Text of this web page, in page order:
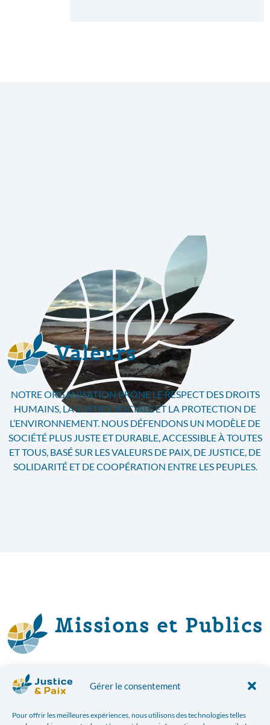
Gérer le consentement
Pour offrir les meilleures expériences, nous utilisons des technologies telles
Valeurs
NOTRE ORGANISATION PRÔNE LE RESPECT DES DROITS
HUMAINS, LA JUSTICE SOCIALE ET LA PROTECTION DE
L’ENVIRONNEMENT. NOUS DÉFENDONS UN MODÈLE DE
SOCIÉTÉ PLUS JUSTE ET DURABLE, ACCESSIBLE À TOUTES
ET TOUS, BASÉ SUR LES VALEURS DE PAIX, DE JUSTICE, DE
SOLIDARITÉ ET DE COOPÉRATION ENTRE LES PEUPLES.
Missions et Publics
JUSTICE & PAIX EST UNE ONG ET ORGANISATION
D’ÉDUCATION PERMANENTE QUI SENSIBILISE ET
POLITIQUES ET LES ACTEUR·RICES DE L’ÉDUCATION SUR